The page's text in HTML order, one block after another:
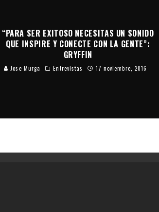
“PARA SER EXITOSO NECESITAS UN SONIDO
QUE INSPIRE Y CONECTE CON LA GENTE”:
GRYFFIN
Jose Murga Entrevistas 17 noviembre, 2016